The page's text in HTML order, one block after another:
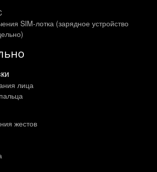
SIM-лотка (зарядное устройство
лица
жестов